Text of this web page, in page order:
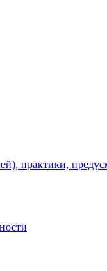
практики,